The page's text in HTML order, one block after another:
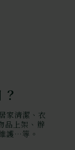
家清潔、衣
品上架、辦
護…等。